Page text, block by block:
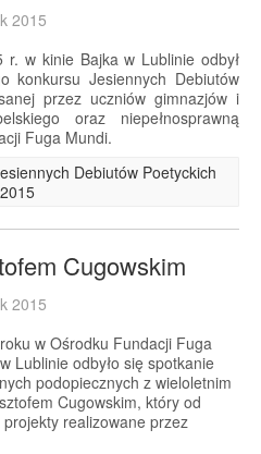
2015
w kinie Bajka w Lublinie odbył
konkursu Jesiennych Debiutów
przez uczniów gimnazjów i
oraz niepełnosprawną
Fuga Mundi.
Debiutów Poetyckich
2015
Cugowskim
2015
w Ośrodku Fundacji Fuga
Lublinie odbyło się spotkanie
podopiecznych z wieloletnim
Cugowskim, który od
realizowane przez